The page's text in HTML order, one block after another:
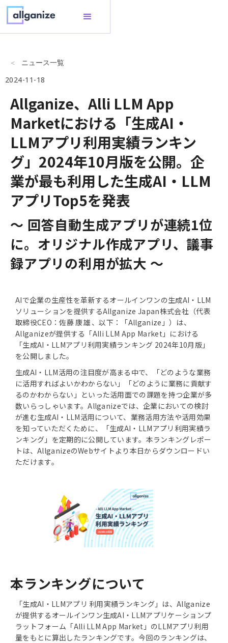
ニュース一覧
2024-11-18
Allganize、Alli LLM App
Marketにおける「生成AI・
LLMアプリ利用実績ランキン
グ」2024年10月版を公開。企
業が最も利用した生成AI・LLM
アプリTop5を発表
〜 回答自動生成アプリが連続1位
に。オリジナル作成アプリ、議事
録アプリの利用が拡大 〜
AIで企業の生産性を革新するオールインワンの生成AI・LLM
ソリューションを提供するAllganize Japan株式会社（代表
取締役CEO：佐藤 康雄 、以下：「Allganize」）は、
Allganizeが提供する「Alli LLM App Market」における
「生成AI・LLMアプリ利用実績ランキング 2024年10月版」
を公開しました。
生成AI・LLM活用の注目度が高まる中で、「どのような業務
に活用すればよいかわからない」「どのように業務に貢献す
るのかわからない」といった活用面での課題を持つ企業が多
数いらっしゃいます。Allganizeでは、企業においての検討
が進む生成AI・LLM活用について、業務活用方法や活用効果
を知っていただくために、「生成AI・LLMアプリ利用実績ラ
ンキング」を定期的に公開しています。本ランキングレポー
トは、AllganizeのWebサイトより本日からダウンロードい
ただけます。
本ランキングについて
「生成AI・LLMアプリ 利用実績ランキング」は、Allganize
が提供するオールインワン生成AI・LLMアプリケーションプ
ラットフォーム「Alli LLM App Market」のLLMアプリ利用
量をもとに算出したランキングです。今回のランキングは、